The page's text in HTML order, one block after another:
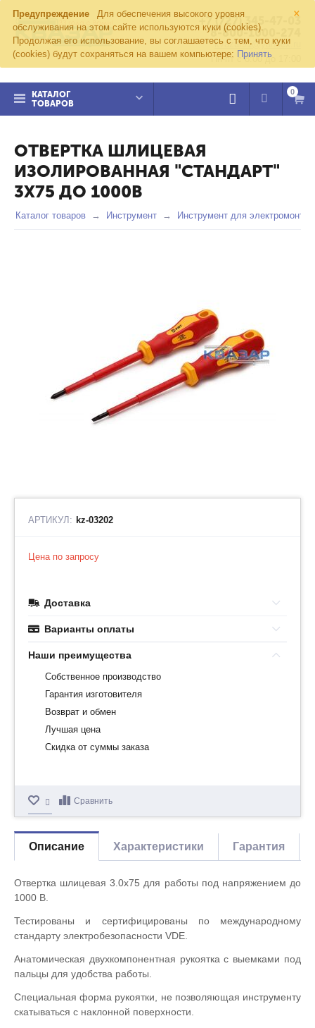
×
Предупреждение
Для обеспечения высокого уровня
обслуживания на этом сайте используются куки (cookies).
Продолжая его использование, вы соглашаетесь с тем, что куки
(cookies) будут сохраняться на вашем компьютере: Принять
+7 (727) 345-47-03
8-800-1000-274
kvazar91@yandex.ru
Пн-пт с 8:00 до 17:00
КАТАЛОГ
ТОВАРОВ
0
ОТВЕРТКА ШЛИЦЕВАЯ
ИЗОЛИРОВАННАЯ "СТАНДАРТ"
3Х75 ДО 1000В
Каталог товаров Инструмент Инструмент для
АРТИКУЛ: kz-03202
Цена по запросу
Доставка
Варианты оплаты
Наши преимущества
Собственное производство
Гарантия изготовителя
Возврат и обмен
Лучшая цена
Скидка от суммы заказа
Сравнить
Описание Характеристики Гарантия
Отвертка шлицевая 3.0х75 для работы под напряжением до
1000 В.
Тестированы и сертифицированы по международному
стандарту электробезопасности VDE.
Анатомическая двухкомпонентная рукоятка с выемками под
пальцы для удобства работы.
Специальная форма рукоятки, не позволяющая инструменту
скатываться с наклонной поверхности.